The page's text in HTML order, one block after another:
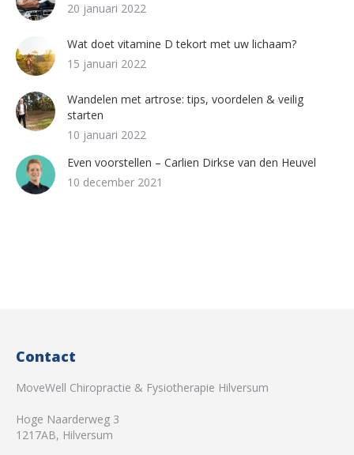
20 januari 2022
Wat doet vitamine D tekort met uw lichaam?
15 januari 2022
Wandelen met artrose: tips, voordelen & veilig
starten
10 januari 2022
Even voorstellen – Carlien Dirkse van den Heuvel
10 december 2021
Contact
MoveWell Chiropractie & Fysiotherapie Hilversum
Hoge Naarderweg 3
1217AB, Hilversum